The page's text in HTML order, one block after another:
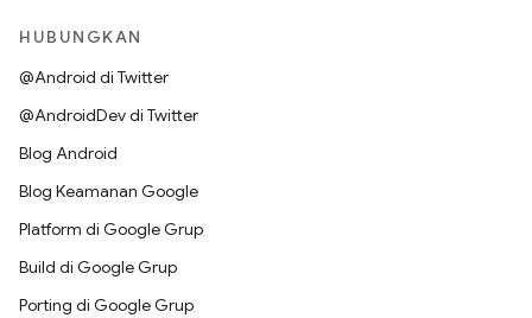
HUBUNGKAN
@Android di Twitter
@AndroidDev di Twitter
Blog Android
Blog Keamanan Google
Platform di Google Grup
Build di Google Grup
Porting di Google Grup